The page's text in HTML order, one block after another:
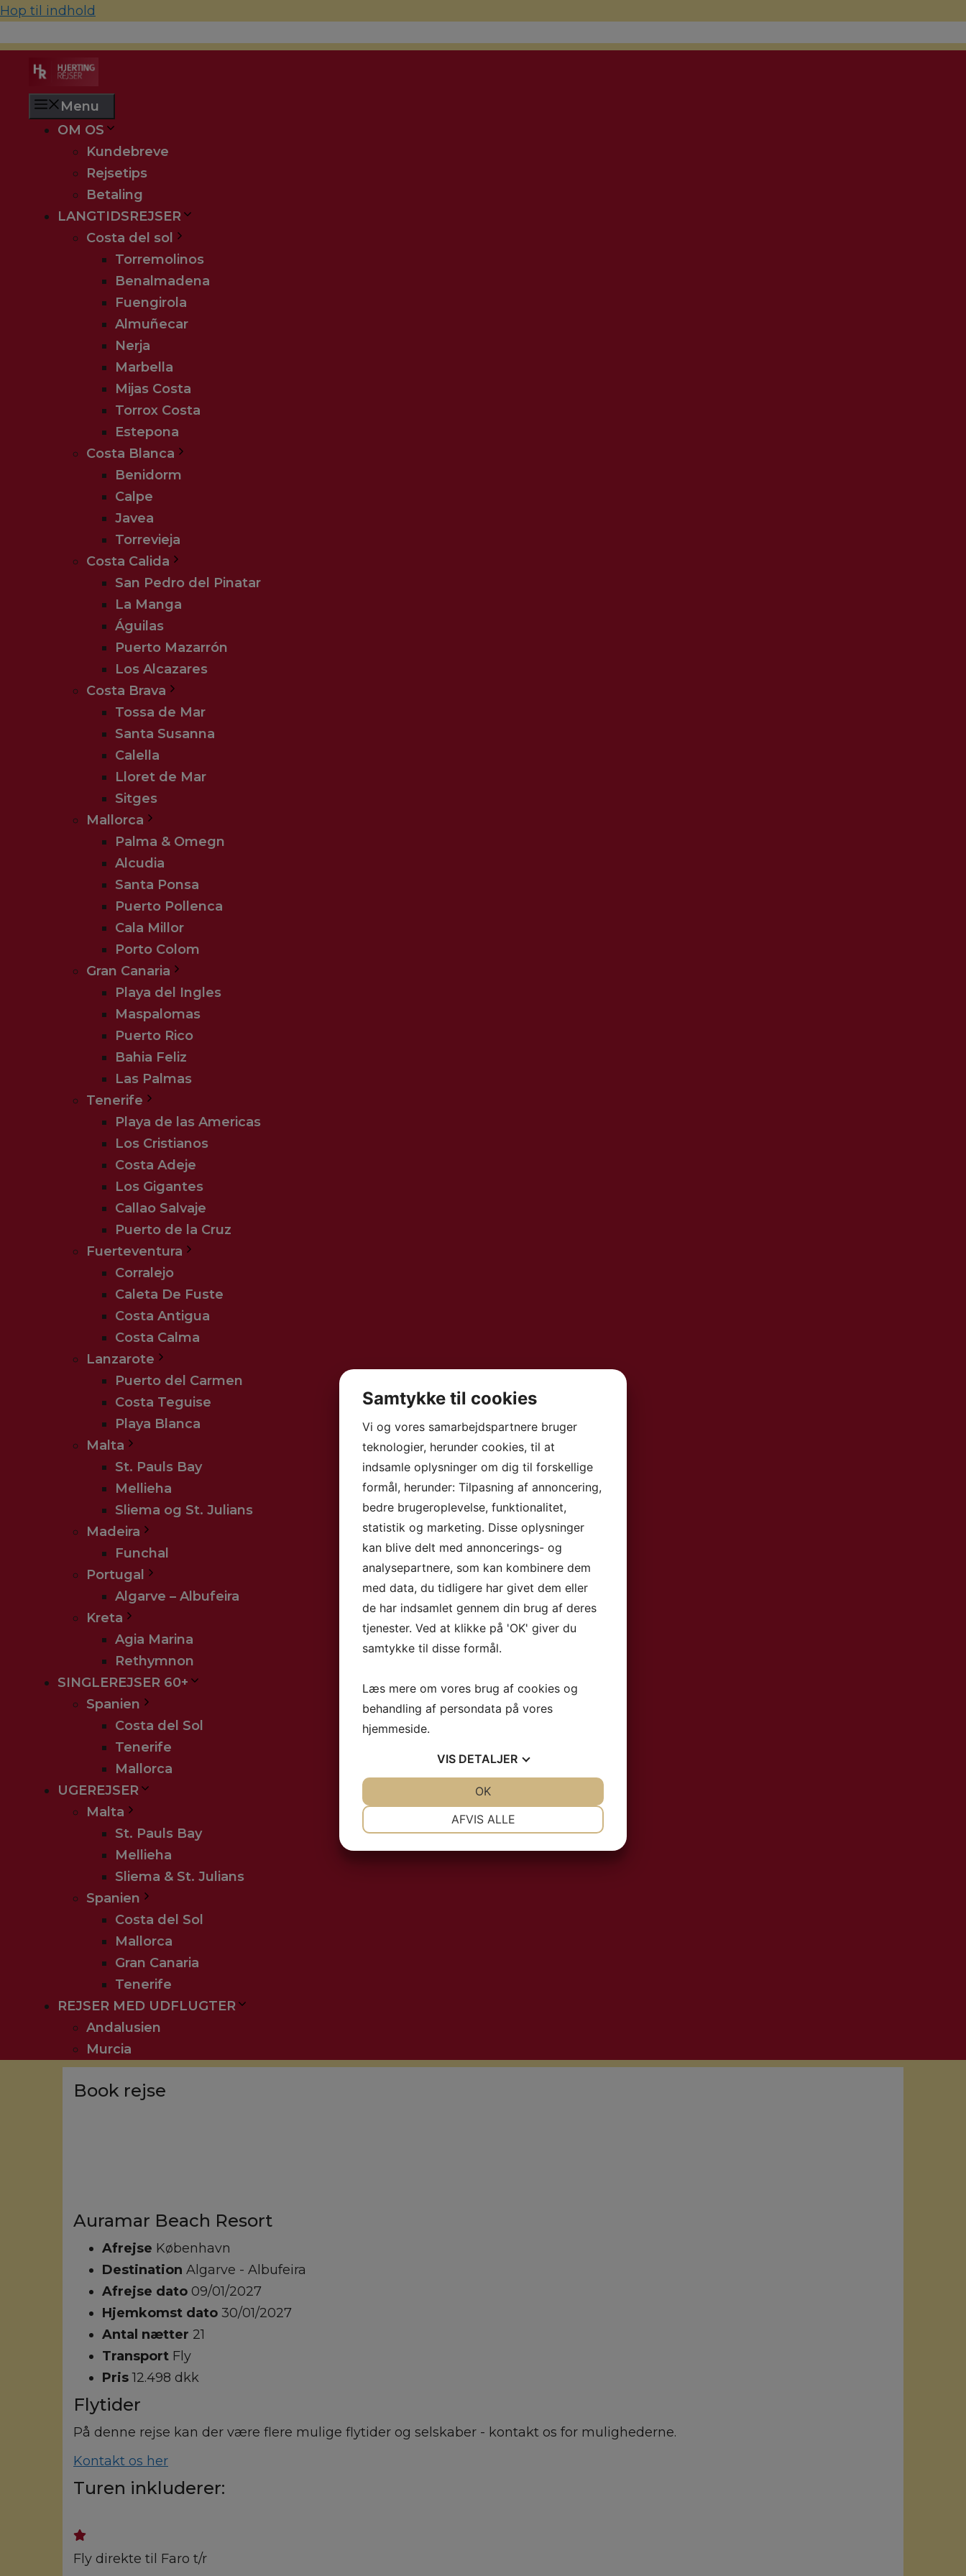
Hop til indhold
Menu
OM OS
Kundebreve
Rejsetips
Betaling
LANGTIDSREJSER
Costa del sol
Torremolinos
Benalmadena
Fuengirola
Almuñecar
Nerja
Marbella
Mijas Costa
Torrox Costa
Estepona
Costa Blanca
Benidorm
Calpe
Javea
Torrevieja
Costa Calida
San Pedro del Pinatar
La Manga
Águilas
Puerto Mazarrón
Los Alcazares
Costa Brava
Tossa de Mar
Santa Susanna
Calella
Lloret de Mar
Sitges
Mallorca
Palma & Omegn
Alcudia
Santa Ponsa
Puerto Pollenca
Cala Millor
Porto Colom
Gran Canaria
Playa del Ingles
Maspalomas
Puerto Rico
Bahia Feliz
Las Palmas
Tenerife
Playa de las Americas
Los Cristianos
Costa Adeje
Los Gigantes
Callao Salvaje
Puerto de la Cruz
Fuerteventura
Corralejo
Caleta De Fuste
Costa Antigua
Costa Calma
Lanzarote
Puerto del Carmen
Costa Teguise
Playa Blanca
Malta
St. Pauls Bay
Mellieha
Sliema og St. Julians
Madeira
Funchal
Portugal
Algarve – Albufeira
Kreta
Agia Marina
Rethymnon
SINGLEREJSER 60+
Spanien
Costa del Sol
Tenerife
Mallorca
UGEREJSER
Malta
St. Pauls Bay
Mellieha
Sliema & St. Julians
Spanien
Costa del Sol
Mallorca
Gran Canaria
Tenerife
REJSER MED UDFLUGTER
Andalusien
Murcia
Book rejse
Auramar Beach Resort
Afrejse København
Destination Algarve - Albufeira
Afrejse dato 09/01/2027
Hjemkomst dato 30/01/2027
Antal nætter 21
Transport Fly
Pris 12.498 dkk
Flytider
På denne rejse kan der være flere mulige flytider og selskaber - kontakt os for mulighederne.
Kontakt os her
Turen inkluderer:
Fly direkte til Faro t/r
Samtykke til cookies
Vi og vores samarbejdspartnere bruger
teknologier, herunder cookies, til at
indsamle oplysninger om dig til forskellige
formål, herunder: Tilpasning af annoncering,
bedre brugeroplevelse, funktionalitet,
statistik og marketing. Disse oplysninger
kan blive delt med annoncerings- og
analysepartnere, som kan kombinere dem
med data, du tidligere har givet dem eller
de har indsamlet gennem din brug af deres
tjenester. Ved at klikke på 'OK' giver du
samtykke til disse formål.
Læs mere om vores brug af cookies og
behandling af persondata på vores
hjemmeside.
VIS DETALJER
AFVIS ALLE
OK